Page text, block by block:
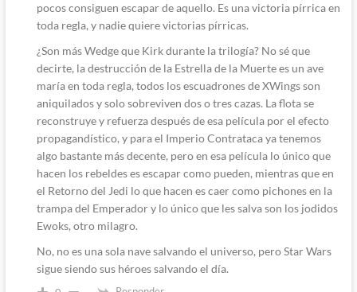
pocos consiguen escapar de aquello. Es una victoria pírrica en
toda regla, y nadie quiere victorias pírricas.
¿Son más Wedge que Kirk durante la trilogía? No sé que
decirte, la destrucción de la Estrella de la Muerte es un ave
maría en toda regla, todos los escuadrones de XWings son
aniquilados y solo sobreviven dos o tres cazas. La flota se
reconstruye y refuerza después de esa película por el efecto
propagandístico, y para el Imperio Contrataca ya tenemos
algo bastante más decente, pero en esa película lo único que
hacen los rebeldes es escapar como pueden, mientras que en
el Retorno del Jedi lo que hacen es caer como pichones en la
trampa del Emperador y lo único que les salva son los jodidos
Ewoks, otro milagro.
No, no es una sola nave salvando el universo, pero Star Wars
sigue siendo sus héroes salvando el día.